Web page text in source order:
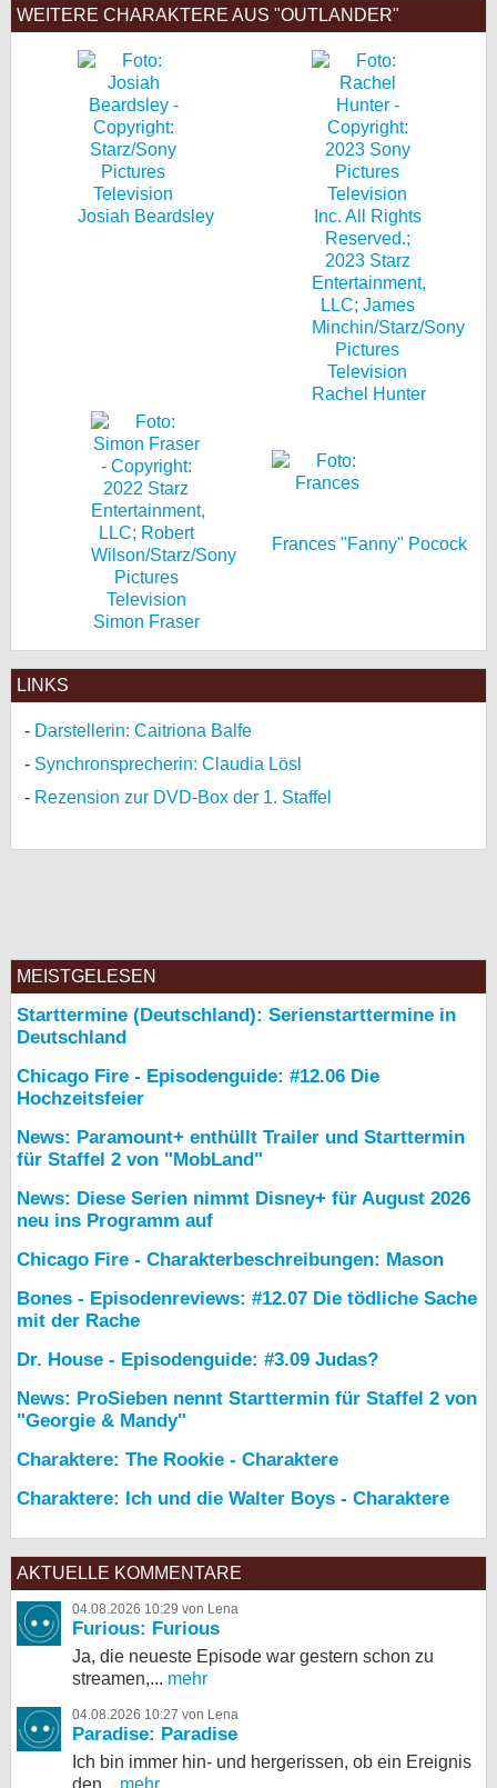
WEITERE CHARAKTERE AUS "OUTLANDER"
Josiah Beardsley
Rachel Hunter
Simon Fraser
Frances "Fanny" Pocock
LINKS
Darstellerin: Caitriona Balfe
Synchronsprecherin: Claudia Lösl
Rezension zur DVD-Box der 1. Staffel
MEISTGELESEN
Starttermine (Deutschland): Serienstarttermine in
Deutschland
Chicago Fire - Episodenguide: #12.06 Die
Hochzeitsfeier
News: Paramount+ enthüllt Trailer und Starttermin
für Staffel 2 von "MobLand"
News: Diese Serien nimmt Disney+ für August 2026
neu ins Programm auf
Chicago Fire - Charakterbeschreibungen: Mason
Bones - Episodenreviews: #12.07 Die tödliche Sache
mit der Rache
Dr. House - Episodenguide: #3.09 Judas?
News: ProSieben nennt Starttermin für Staffel 2 von
"Georgie & Mandy"
Charaktere: The Rookie - Charaktere
Charaktere: Ich und die Walter Boys - Charaktere
AKTUELLE KOMMENTARE
04.08.2026 10:29 von Lena
Furious: Furious
Ja, die neueste Episode war gestern schon zu
streamen,... mehr
04.08.2026 10:27 von Lena
Paradise: Paradise
Ich bin immer hin- und hergerissen, ob ein Ereignis